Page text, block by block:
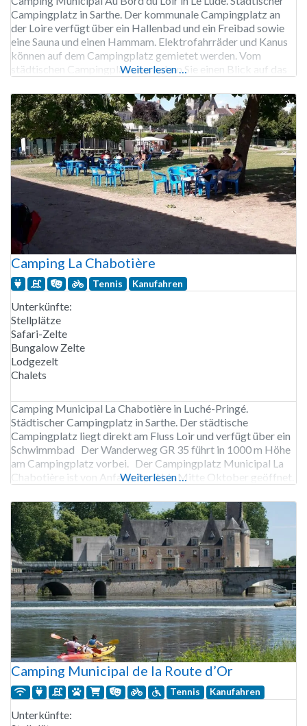
Campingplatz in Sarthe. Der kommunale Campingplatz an
der Loire verfügt über ein Hallenbad und ein Freibad sowie
eine Sauna und einen Hammam. Elektrofahrräder und Kanus
können auf dem Campingplatz gemietet werden. Vom
städtischen Campingplatz aus haben Sie einen Blick auf das
Weiterlesen …
Camping La Chabotière
Tennis Kanufahren
Unterkünfte:
Stellplätze
Safari-Zelte
Bungalow Zelte
Lodgezelt
Chalets
Camping Municipal La Chabotière in Luché-Pringé.
Städtischer Campingplatz in Sarthe. Der städtische
Campingplatz liegt direkt am Fluss Loir und verfügt über ein
Schwimmbad Der Wanderweg GR 35 führt in 1000 m Höhe
am Campingplatz vorbei. Der Campingplatz Municipal La
Chabotière ist von Anfang April bis Mitte Oktober geöffnet.
Bungalowzelten, Safarizelten und Mobilheimen.
Weiterlesen …
Camping Municipal de la Route d’Or
Tennis Kanufahren
Unterkünfte: